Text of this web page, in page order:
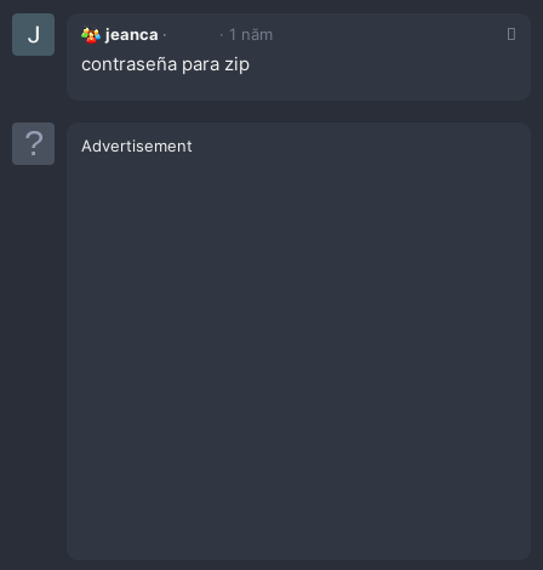
jeanca 1 năm
contraseña para zip
Advertisement